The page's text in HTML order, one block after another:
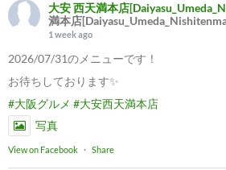
大安 西天満本店
満本店
1 week ago
2026/07/31のメニューです！
お待ちしております✨
#大阪グルメ #大安西天満本店
写真
View on Facebook · Share